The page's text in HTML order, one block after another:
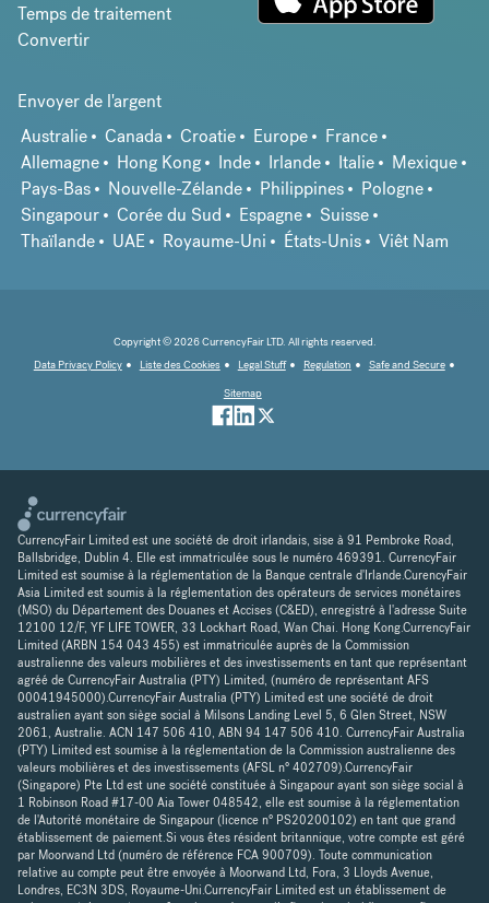
Temps de traitement
Convertir
Envoyer de l'argent
Australie
Canada Croatie Europe
France
Allemagne
Hong Kong Inde Irlande Italie
Mexique
Pays-Bas
Nouvelle-Zélande Philippines
Pologne
Singapour
Corée du Sud Espagne
Suisse
Thaïlande
UAE Royaume-Uni États-Unis Viêt Nam
Copyright © 2026 CurrencyFair LTD. All rights reserved.
Data Privacy Policy
Liste des Cookies Legal Stuff Regulation
Safe and Secure
Sitemap
CurrencyFair Limited est une société de droit irlandais, sise à 91 Pembroke Road,
Ballsbridge, Dublin 4. Elle est immatriculée sous le numéro 469391. CurrencyFair
Limited est soumise à la réglementation de la Banque centrale d'Irlande.CurencyFair
Asia Limited est soumis à la réglementation des opérateurs de services monétaires
(MSO) du Département des Douanes et Accises (C&ED), enregistré à l'adresse Suite
12100 12/F, YF LIFE TOWER, 33 Lockhart Road, Wan Chai. Hong Kong.CurrencyFair
Limited (ARBN 154 043 455) est immatriculée auprès de la Commission
australienne des valeurs mobilières et des investissements en tant que représentant
agréé de CurrencyFair Australia (PTY) Limited, (numéro de représentant AFS
00041945000).CurrencyFair Australia (PTY) Limited est une société de droit
australien ayant son siège social à Milsons Landing Level 5, 6 Glen Street, NSW
2061, Australie. ACN 147 506 410, ABN 94 147 506 410. CurrencyFair Australia
(PTY) Limited est soumise à la réglementation de la Commission australienne des
valeurs mobilières et des investissements (AFSL n° 402709).CurrencyFair
(Singapore) Pte Ltd est une société constituée à Singapour ayant son siège social à
1 Robinson Road #17-00 Aia Tower 048542, elle est soumise à la réglementation
de l'Autorité monétaire de Singapour (licence n° PS20200102) en tant que grand
établissement de paiement.Si vous êtes résident britannique, votre compte est géré
par Moorwand Ltd (numéro de référence FCA 900709). Toute communication
relative au compte peut être envoyée à Moorwand Ltd, Fora, 3 Lloyds Avenue,
Londres, EC3N 3DS, Royaume-Uni.CurrencyFair Limited est un établissement de